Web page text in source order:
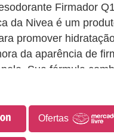
Firmador
da Nivea é um
promover
da aparência de
Sua fórmula
coenzima Q10 e
contribuem para uma
e uniforme ao
Ofertas